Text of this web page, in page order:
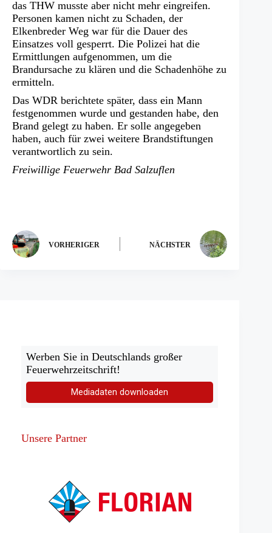
das THW musste aber nicht mehr eingreifen.
Personen kamen nicht zu Schaden, der
Elkenbreder Weg war für die Dauer des
Einsatzes voll gesperrt. Die Polizei hat die
Ermittlungen aufgenommen, um die
Brandursache zu klären und die Schadenhöhe zu
ermitteln.
Das WDR berichtete später, dass ein Mann
festgenommen wurde und gestanden habe, den
Brand gelegt zu haben. Er solle angegeben
haben, auch für zwei weitere Brandstiftungen
verantwortlich zu sein.
Freiwillige Feuerwehr Bad Salzuflen
VORHERIGER NÄCHSTER
Werben Sie in Deutschlands großer
Feuerwehrzeitschrift!
Mediadaten downloaden
Unsere Partner